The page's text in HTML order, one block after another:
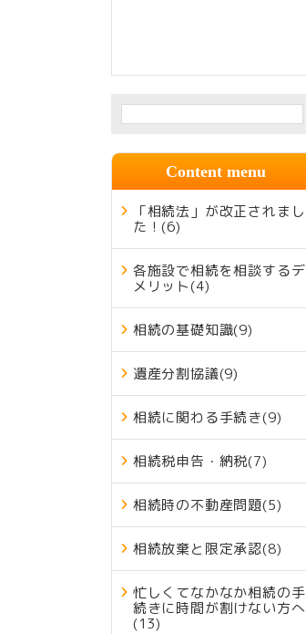
Content menu
「相続法」が改正されまし
た！(6)
各施設で相続を相談するデ
メリット(4)
相続の基礎知識(9)
遺産分割協議(9)
相続に関わる手続き(9)
相続税申告・納税(7)
相続時の不動産問題(5)
相続放棄と限定承認(8)
忙しくてなかなか相続の手
続きに時間が割けない方へ
(13)